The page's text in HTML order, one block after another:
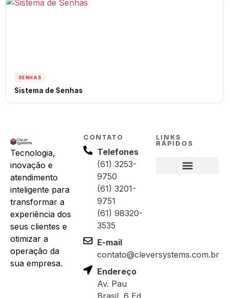
SENHAS
Sistema de Senhas
Tecnologia,
inovação e
atendimento
inteligente para
transformar a
experiência dos
seus clientes e
otimizar a
operação da
sua empresa.
CONTATO
Telefones
(61) 3253-
9750
(61) 3201-
9751
(61) 98320-
3535
E-mail
contato@cleversystems.com.br
Endereço
Av. Pau
Brasil, 6 Ed.
LINKS
RÁPIDOS